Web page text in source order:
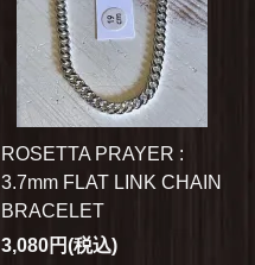
ROSETTA PRAYER :
3.7mm FLAT LINK CHAIN
BRACELET
3,080円(税込)